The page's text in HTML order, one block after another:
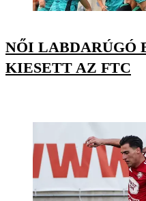
NŐI LABDARÚGÓ
KIESETT AZ FTC